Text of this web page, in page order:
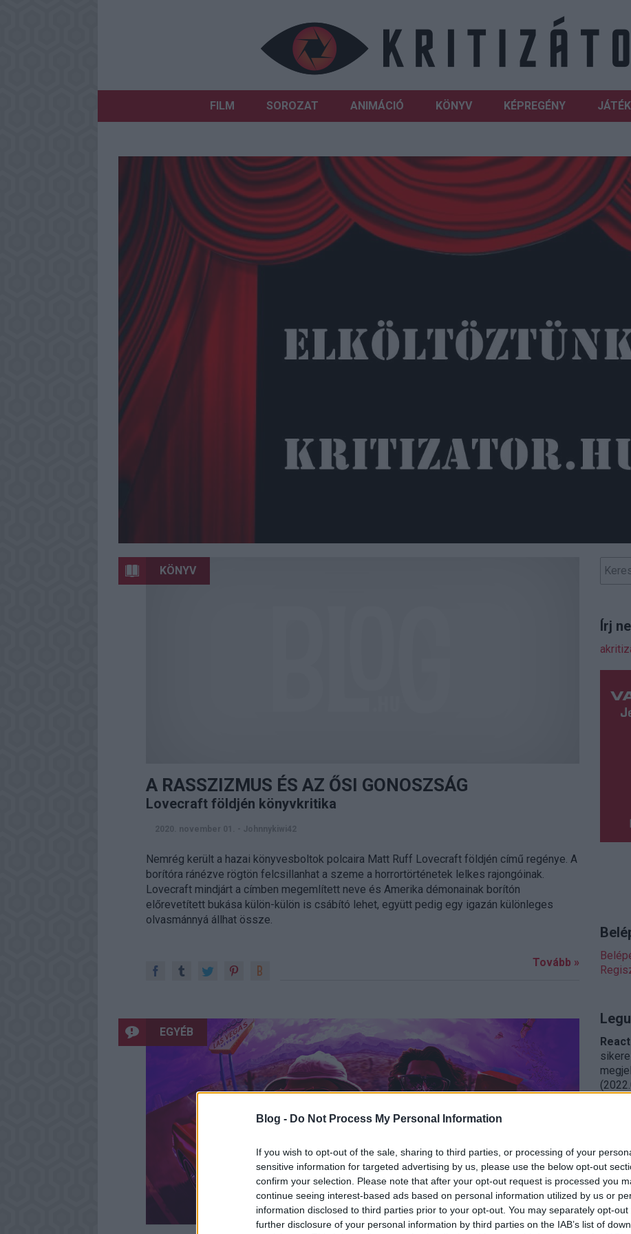
Blog - Do Not Process My Personal Information
If you wish to opt-out of the sale, sharing to third parties, or processing of your
sensitive information for targeted advertising by us, please use the below opt-out
confirm your selection. Please note that after your opt-out request is processed you
continue seeing interest-based ads based on personal information utilized by us or
information disclosed to third parties prior to your opt-out. You may separately opt-out
further disclosure of your personal information by third parties on the IAB’s list of
FILM SOROZAT ANIMÁCIÓ KÖNYV KÉPREGÉNY JÁTÉK
KÖNYV
A RASSZIZMUS ÉS AZ ŐSI GONOSZSÁG
Lovecraft földjén könyvkritika
2020. november 01. - Johnnykiwi42
Nemrég került a hazai könyvesboltok polcaira Matt Ruff Lovecraft földjén című regénye. A
borítóra ránézve rögtön felcsillanhat a szeme a horrortörténetek lelkes rajongóinak.
Lovecraft mindjárt a címben megemlített neve és Amerika démonainak borítón
előrevetített bukása külön-külön is csábító lehet, együtt pedig egy igazán különleges
olvasmánnyá állhat össze.
Tovább »
EGYÉB
Írj
(
A
(Hart
(
mű